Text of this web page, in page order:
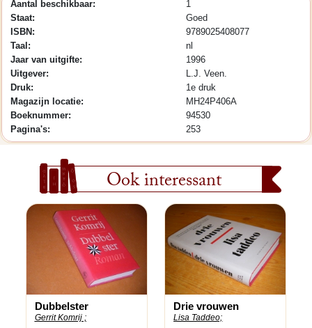
Aantal beschikbaar:
1
Staat:
Goed
ISBN:
9789025408077
Taal:
nl
Jaar van uitgifte:
1996
Uitgever:
L.J. Veen.
Druk:
1e druk
Magazijn locatie:
MH24P406A
Boeknummer:
94530
Pagina's:
253
Ook interessant
Dubbelster
Gerrit Komrij ;
Drie vrouwen
Lisa Taddeo;